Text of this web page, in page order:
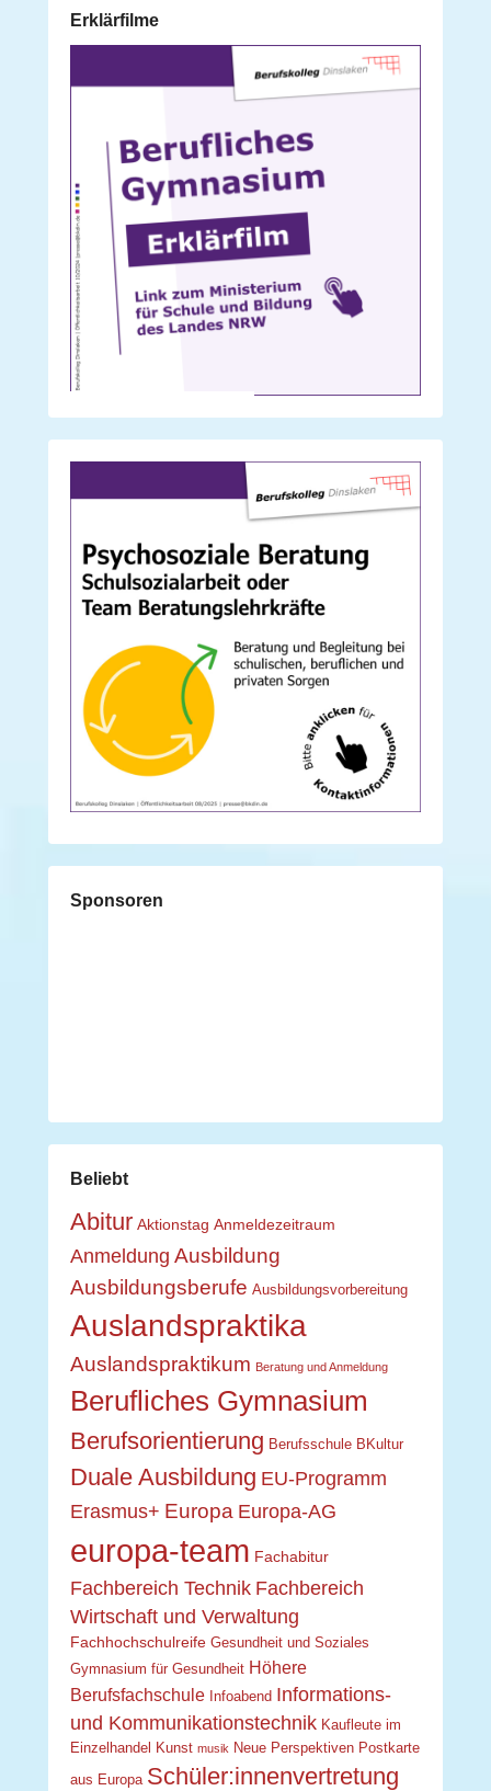
Erklärfilme
Sponsoren
Beliebt
Abitur Aktionstag Anmeldezeitraum
Anmeldung Ausbildung
Ausbildungsberufe Ausbildungsvorbereitung
Auslandspraktika
Auslandspraktikum Beratung und Anmeldung
Berufliches Gymnasium
Berufsorientierung Berufsschule BKultur
Duale Ausbildung EU-Programm
Erasmus+ Europa Europa-AG
europa-team Fachabitur
Fachbereich Technik Fachbereich
Wirtschaft und Verwaltung
Fachhochschulreife Gesundheit und Soziales
Gymnasium für Gesundheit Höhere
Berufsfachschule Infoabend Informations-
und Kommunikationstechnik Kaufleute im
Einzelhandel
Kunst musik Neue Perspektiven Postkarte
aus Europa Schüler:innenvertretung